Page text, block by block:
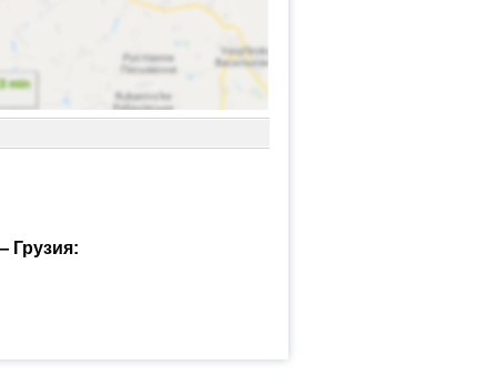
Грузия: